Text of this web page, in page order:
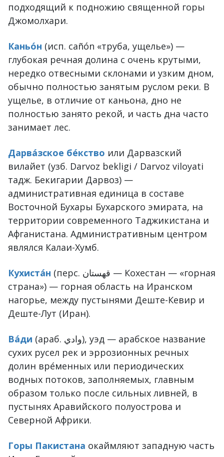
подходящий к подножию священной горы
Джомолхари.
Каньо́н (исп. cañón «труба, ущелье») —
глубокая речная долина с очень крутыми,
нередко отвесными склонами и узким дном,
обычно полностью занятым руслом реки. В
ущелье, в отличие от каньона, дно не
полностью занято рекой, и часть дна часто
занимает лес.
Дарва́зское бе́кство или Дарвазский
вилайет (узб. Darvoz bekligi / Darvoz viloyati
тадж. Бекигарии Дарвоз) —
административная единица в составе
Восточной Бухары Бухарского эмирата, на
территории современного Таджикистана и
Афганистана. Административным центром
являлся Калаи-Хумб.
Кухиста́н (перс. قهستان‎ — Кохестан — «горная
страна») — горная область на Иранском
нагорье, между пустынями Деште-Кевир и
Деште-Лут (Иран).
Ва́ди (араб. وادي‎), уэд — арабское название
сухих русел рек и эррозионных речных
долин вре́менных или периодических
водных потоков, заполняемых, главным
образом только после сильных ливней, в
пустынях Аравийского полуострова и
Северной Африки.
Горы Пакистана окаймляют западную часть